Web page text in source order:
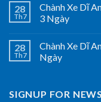
28
Th7
Chành Xe Dĩ
3 Ngày
28
Th7
Chành Xe Dĩ
Ngày
SIGNUP FOR